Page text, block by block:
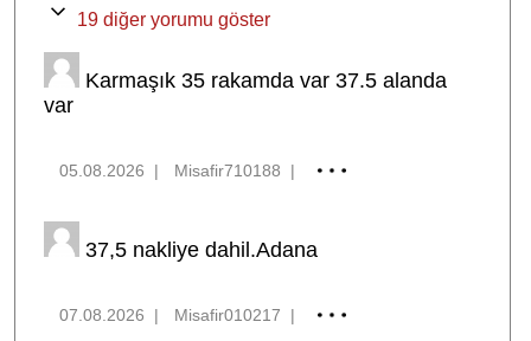
19 diğer yorumu göster
Karmaşık 35 rakamda var 37.5 alanda
var
05.08.2026 | Misafir710188 |
37,5 nakliye dahil.Adana
07.08.2026 | Misafir010217 |